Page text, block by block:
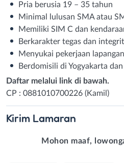
Pria berusia 19 – 35 tahun
Minimal lulusan SMA atau
Memiliki SIM C dan
Berkarakter tegas dan
Menyukai pekerjaan lapangan
Berdomisili di Yogyakarta
Daftar melalui link di bawah.
CP : 0881010700226 (Kamil)
Kirim Lamaran
Mohon maaf,